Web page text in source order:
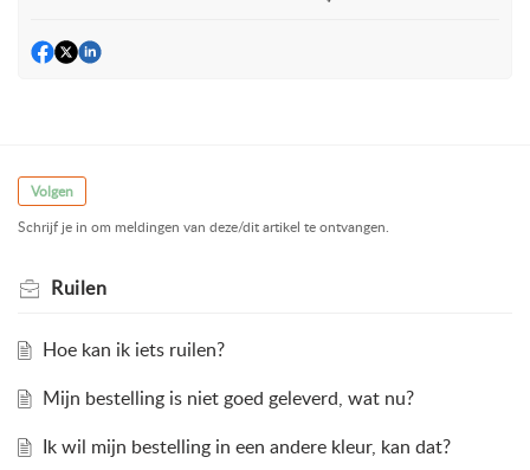
Volgen
Schrijf je in om meldingen van deze/dit artikel te ontvangen.
Ruilen
Hoe kan ik iets ruilen?
Mijn bestelling is niet goed geleverd, wat nu?
Ik wil mijn bestelling in een andere kleur, kan dat?